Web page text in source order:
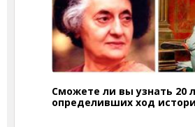
Сможете ли вы узнать 20
определивших ход